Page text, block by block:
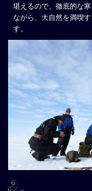
堪えるので、徹底的な
ながら、大自然を満喫
す。